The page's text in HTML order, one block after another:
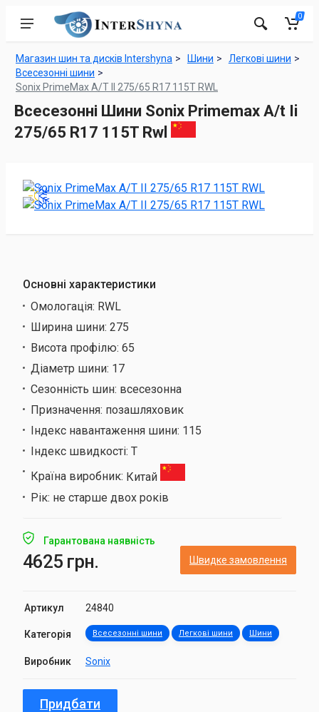
0
Магазин шин та дисків Intershyna Шини
Легкові шини
Всесезонні шини
Sonix PrimeMax A/T II 275/65 R17 115T RWL
Всесезонні Шини Sonix Primemax A/t Ii
275/65 R17 115T Rwl
Основні характеристики
Омологація: RWL
Ширина шини: 275
Висота профілю: 65
Діаметр шини: 17
Сезонність шин: всесезонна
Призначення: позашляховик
Індекс навантаження шини: 115
Індекс швидкості: T
Країна виробник: Китай
Рік: не старше двох років
Гарантована наявність
4625 грн. Швидке замовлення
Артикул 24840
Категорія Всесезонні шини Легкові шини Шини
Виробник Sonix
Придбати